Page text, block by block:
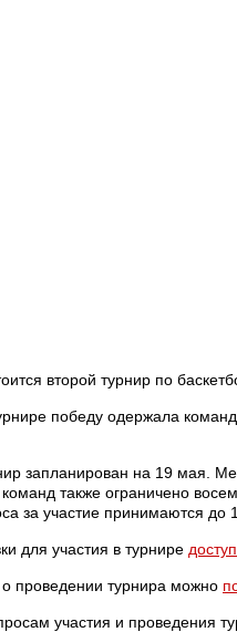
второй турнир по
победу одержала
запланирован на 19 мая.
команд также ограничено
за участие принимаются до
для участия в турнире
проведении турнира можно
участия и проведения